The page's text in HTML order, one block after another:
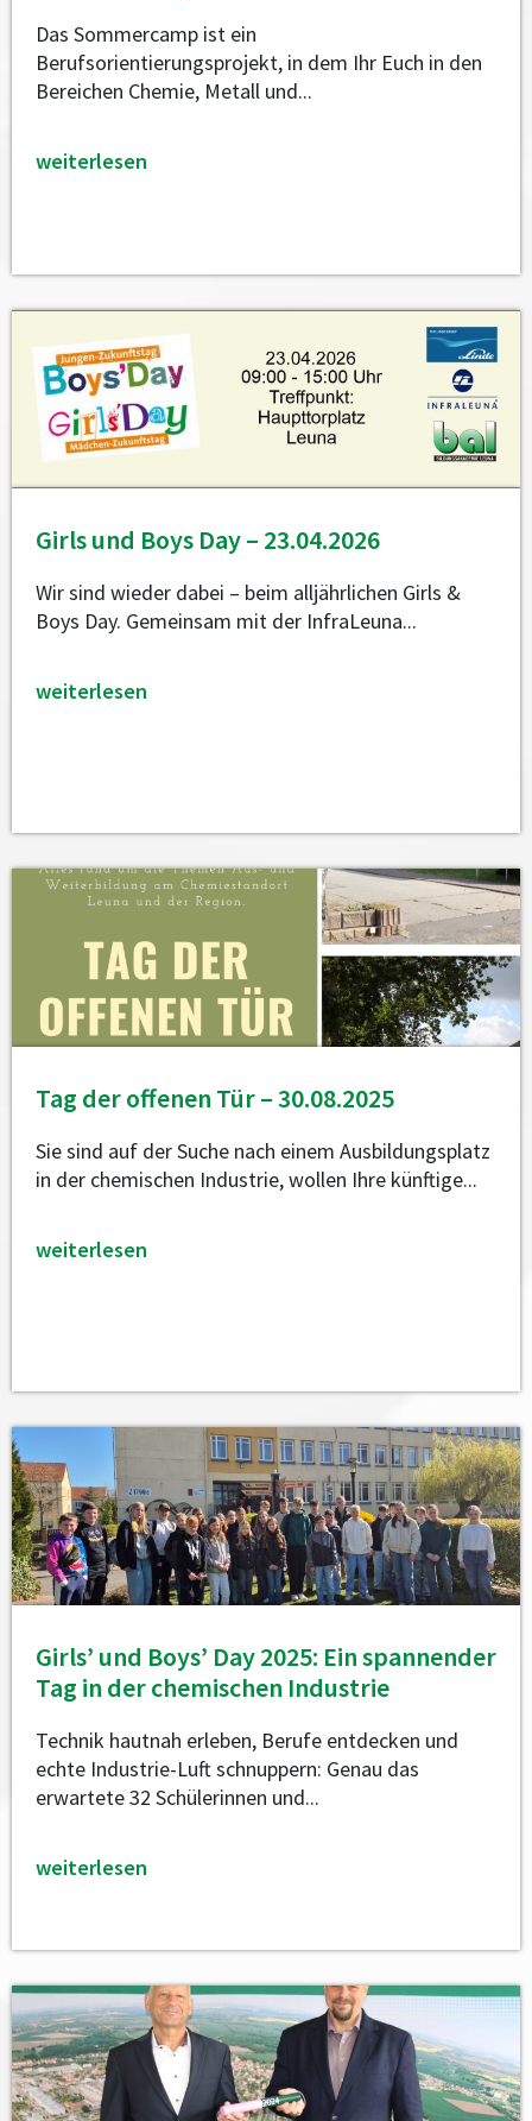
Das Sommercamp ist ein
Berufsorientierungsprojekt, in dem Ihr Euch in den
Bereichen Chemie, Metall und...
weiterlesen
Girls und Boys Day – 23.04.2026
Wir sind wieder dabei – beim alljährlichen Girls &
Boys Day. Gemeinsam mit der InfraLeuna...
weiterlesen
Tag der offenen Tür – 30.08.2025
Sie sind auf der Suche nach einem Ausbildungsplatz
in der chemischen Industrie, wollen Ihre künftige...
weiterlesen
Girls’ und Boys’ Day 2025: Ein spannender
Tag in der chemischen Industrie
Technik hautnah erleben, Berufe entdecken und
echte Industrie-Luft schnuppern: Genau das
erwartete 32 Schülerinnen und...
weiterlesen